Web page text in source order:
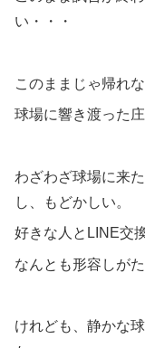
い・・・
このままじゃ帰れ
球場に響き渡った
わざわざ球場に来
し、もどかしい。
好きな人とLINE交
なんとも形容しがた
けれども、静かな